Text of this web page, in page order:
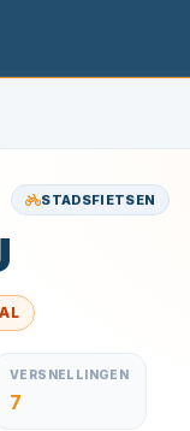
STADSFIETSEN
VERSNELLINGEN
7